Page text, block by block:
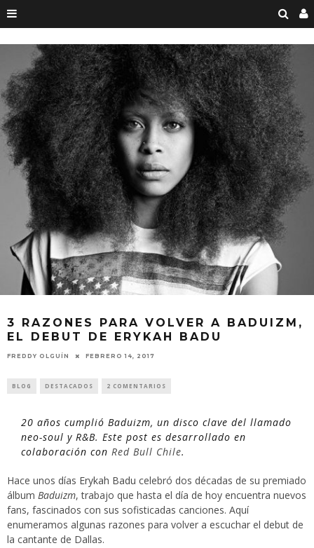
3 RAZONES PARA VOLVER A BADUIZM,
EL DEBUT DE ERYKAH BADU
FREDDY OLGUÍN FEBRERO 14, 2017
BLOG DESTACADOS 2 COMENTARIOS
20 años cumplió Baduizm, un disco clave del llamado
neo-soul y R&B. Este post es desarrollado en
colaboración con Red Bull Chile.
Hace unos días Erykah Badu celebró dos décadas de su premiado
álbum Baduizm, trabajo que hasta el día de hoy encuentra nuevos
fans, fascinados con sus sofisticadas canciones. Aquí
enumeramos algunas razones para volver a escuchar el debut de
la cantante de Dallas.